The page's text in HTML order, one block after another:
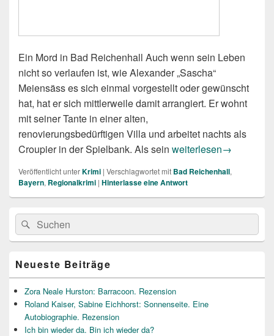
Ein Mord in Bad Reichenhall Auch wenn sein Leben
nicht so verlaufen ist, wie Alexander „Sascha“
Meiensäss es sich einmal vorgestellt oder gewünscht
hat, hat er sich mittlerweile damit arrangiert. Er wohnt
mit seiner Tante in einer alten,
renovierungsbedürftigen Villa und arbeitet nachts als
Croupier in der Spielbank. Als sein Lisa Graf-Riemann:
weiterlesen→
Veröffentlicht unterKrimi | Verschlagwortet mit Bad Reichenhall,
Bayern, Regionalkrimi | Hinterlasse eine Antwort
Primärer
Seitenleisten
Widget-
Bereich
Suche
nach:
Suchen
Neueste Beiträge
Zora Neale Hurston: Barracoon. Rezension
Roland Kaiser, Sabine Eichhorst: Sonnenseite. Eine
Autobiographie. Rezension
Ich bin wieder da. Bin ich wieder da?